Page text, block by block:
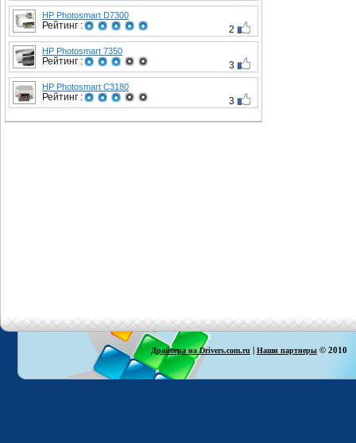
HP Photosmart D7300
Рейтинг : 2
HP Photosmart 7350
Рейтинг : 3
HP Photosmart C3180
Рейтинг : 3
Драйвера на Drivers.com.ru | Наши партнеры © 2010